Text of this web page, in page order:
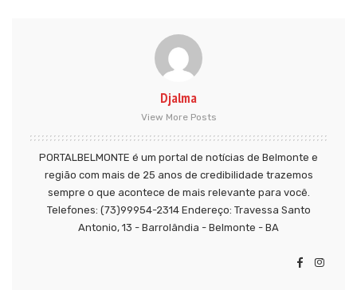
Djalma
View More Posts
PORTALBELMONTE é um portal de notícias de Belmonte e
região com mais de 25 anos de credibilidade trazemos
sempre o que acontece de mais relevante para você.
Telefones: (73)99954-2314 Endereço: Travessa Santo
Antonio, 13 - Barrolândia - Belmonte - BA